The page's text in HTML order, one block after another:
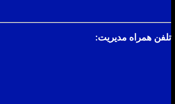
تلفن همراه مدیریت: